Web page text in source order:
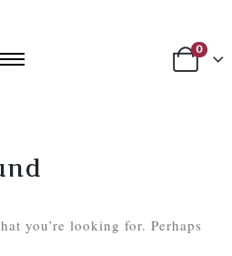
0
you’re looking for. Perhaps